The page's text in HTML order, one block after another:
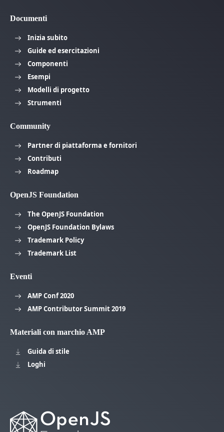
Documenti
Inizia subito
Guide ed esercitazioni
Componenti
Esempi
Modelli di progetto
Strumenti
Community
Partner di piattaforma e fornitori
Contributi
Roadmap
OpenJS Foundation
The OpenJS Foundation
OpenJS Foundation Bylaws
Trademark Policy
Trademark List
Eventi
AMP Conf 2020
AMP Contributor Summit 2019
Materiali con marchio AMP
Guida di stile
Loghi